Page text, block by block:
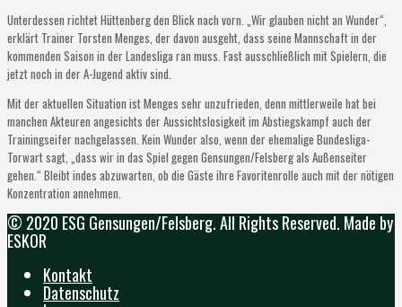
Unterdessen richtet Hüttenberg den Blick nach vorn. „Wir glauben nicht an Wunder“,
erklärt Trainer Torsten Menges, der davon ausgeht, dass seine Mannschaft in der
kommenden Saison in der Landesliga ran muss. Fast ausschließlich mit Spielern, die
jetzt noch in der A-Jugend aktiv sind.
Mit der aktuellen Situation ist Menges sehr unzufrieden, denn mittlerweile hat bei
manchen Akteuren angesichts der Aussichtslosigkeit im Abstiegskampf auch der
Trainingseifer nachgelassen. Kein Wunder also, wenn der ehemalige Bundesliga-
Torwart sagt, „dass wir in das Spiel gegen Gensungen/Felsberg als Außenseiter
gehen.“ Bleibt indes abzuwarten, ob die Gäste ihre Favoritenrolle auch mit der nötigen
Konzentration annehmen.
© 2020 ESG Gensungen/Felsberg. All Rights Reserved. Made by
ESKOR
Kontakt
Datenschutz